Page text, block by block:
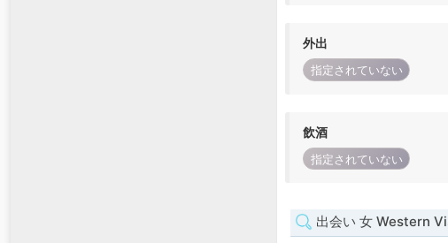
外出
指定されていない
飲酒
指定されていない
出会い 女 Western